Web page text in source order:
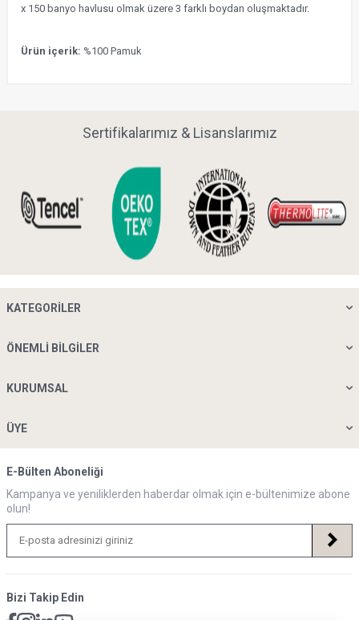
x 150 banyo havlusu olmak üzere 3 farklı boydan oluşmaktadır.
Ürün içerik: %100 Pamuk
Sertifikalarımız & Lisanslarımız
KATEGORILER
ÖNEMLI BILGILER
KURUMSAL
ÜYE
E-Bülten Aboneliği
Kampanya ve yeniliklerden haberdar olmak için e-bültenimize abone
olun!
Bizi Takip Edin